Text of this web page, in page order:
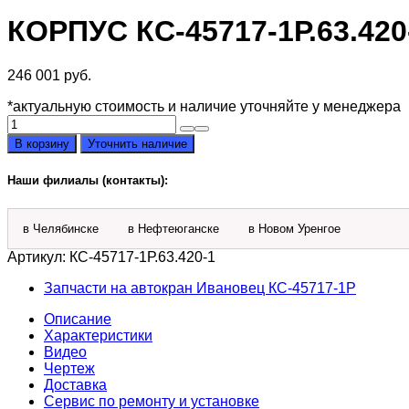
КОРПУС КС-45717-
246 001 руб.
*актуальную стоимость и наличие уточняйте у менеджера
Количество
товара
Корпус
КС-45717-
1Р.63.420-
1
В корзину Уточнить наличие
Наши филиалы (контакты):
в Челябинске в Нефтеюганске в Новом Уренгое
Артикул: КС-45717-1Р.63.420-1
Запчасти на автокран Ивановец КС-45717-1P
Описание
Характеристики
Видео
Чертеж
Доставка
Сервис по ремонту и установке